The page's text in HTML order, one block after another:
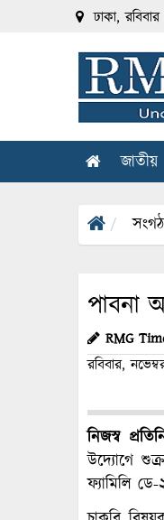
ঢাকা,
জাতীয়
পাবনা
RMG
রবিবার,
নিজস্ব
উদ্যোগে
ফ্যামিলি